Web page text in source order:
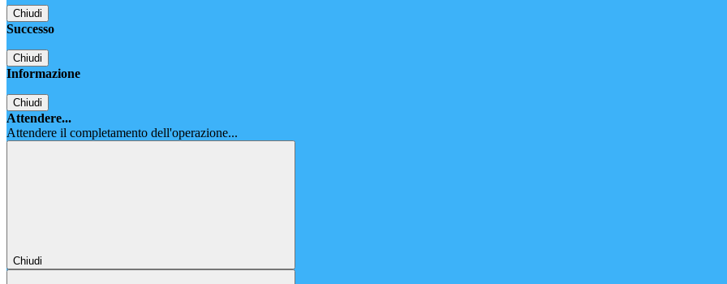
Chiudi
Successo
Chiudi
Informazione
Chiudi
Attendere...
Attendere il completamento dell'operazione...
Chiudi